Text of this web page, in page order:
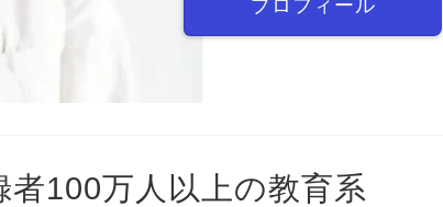
プロフィール
100万人以上の教育系